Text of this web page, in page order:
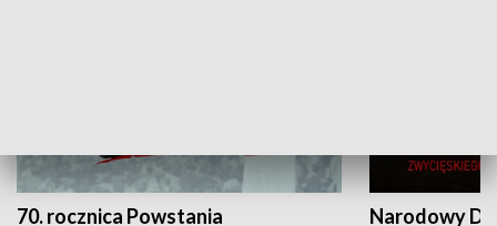
70. rocznica Powstania
Narodowy